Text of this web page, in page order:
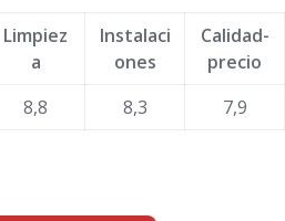
Limpiez
a
Instalaci
ones
Calidad-
precio
8,8 8,3 7,9